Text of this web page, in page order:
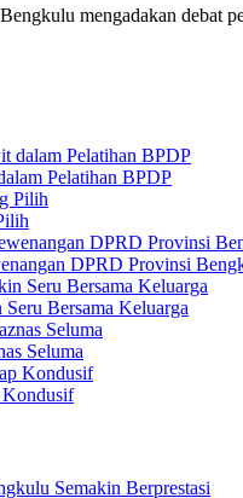
mengadakan debat
Pelatihan BPDP
DPRD Provinsi
Bersama Keluarga
Seluma
Kondusif